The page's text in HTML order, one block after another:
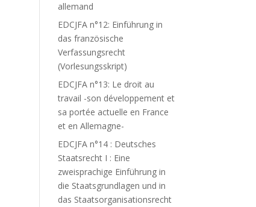
allemand
EDCJFA n°12: Einführung in
das französische
Verfassungsrecht
(Vorlesungsskript)
EDCJFA n°13: Le droit au
travail -son développement et
sa portée actuelle en France
et en Allemagne-
EDCJFA n°14 : Deutsches
Staatsrecht I : Eine
zweisprachige Einführung in
die Staatsgrundlagen und in
das Staatsorganisationsrecht